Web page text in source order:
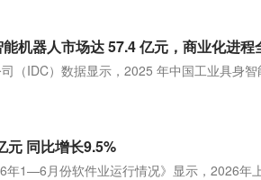
机器人市场达 57.4 亿元，商业化进程
（IDC）数据显示，2025 年中国工业具身
元 同比增长9.5%
1—6月份软件业运行情况》显示，2026年